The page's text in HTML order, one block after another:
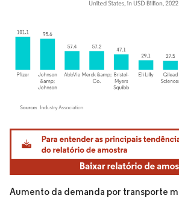
Imagem © Mordor Intelligence. O reuso requer
Aumento da demanda por transporte